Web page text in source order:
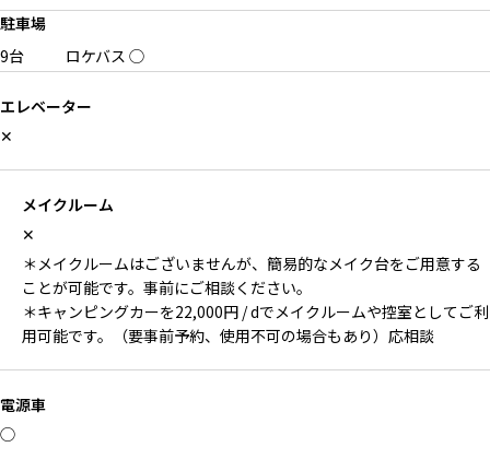
駐車場
9台
ロケバス ◯
エレベーター
✕
メイクルーム
✕
＊メイクルームはございませんが、簡易的なメイク台をご用意する
ことが可能です。事前にご相談ください。
＊キャンピングカーを22,000円 / dでメイクルームや控室としてご利
用可能です。（要事前予約、使用不可の場合もあり）応相談
電源車
◯